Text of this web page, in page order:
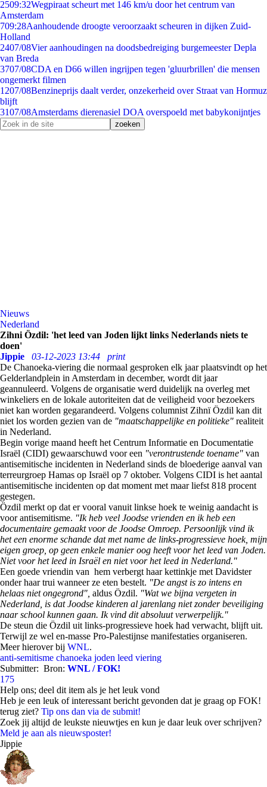
2509:32Wegpiraat scheurt met 146 km/u door het centrum van
Amsterdam
709:28Aanhoudende droogte veroorzaakt scheuren in dijken Zuid-
Holland
2407/08Vier aanhoudingen na doodsbedreiging burgemeester Depla
van Breda
3707/08CDA en D66 willen ingrijpen tegen 'gluurbrillen' die mensen
ongemerkt filmen
1207/08Benzineprijs daalt verder, onzekerheid over Straat van Hormuz
blijft
3107/08Amsterdams dierenasiel DOA overspoeld met babykonijntjes
Nieuws
Nederland
Zihni Özdil: 'het leed van Joden lijkt links Nederlands niets te
doen'
Jippie
03-12-2023 13:44
print
De Chanoeka-viering die normaal gesproken elk jaar plaatsvindt op het
Gelderlandplein in Amsterdam in december, wordt dit jaar
geannuleerd. Volgens de organisatie werd duidelijk na overleg met
winkeliers en de lokale autoriteiten dat de veiligheid voor bezoekers
niet kan worden gegarandeerd. Volgens columnist Zihnï Özdil kan dit
niet los worden gezien van de "maatschappelijke en politieke" realiteit
in Nederland.
Begin vorige maand heeft het Centrum Informatie en Documentatie
Israël (CIDI) gewaarschuwd voor een "verontrustende toename" van
antisemitische incidenten in Nederland sinds de bloederige aanval van
terreurgroep Hamas op Israël op 7 oktober. Volgens CIDI is het aantal
antisemitische incidenten op dat moment met maar liefst 818 procent
gestegen.
Özdil merkt op dat er vooral vanuit linkse hoek te weinig aandacht is
voor antisemitisme. "Ik heb veel Joodse vrienden en ik heb een
documentaire gemaakt voor de Joodse Omroep. Persoonlijk vind ik
het een enorme schande dat met name de links-progressieve hoek, mijn
eigen groep, op geen enkele manier oog heeft voor het leed van Joden.
Niet voor het leed in Israël en niet voor het leed in Nederland."
Een goede vriendin van hem verbergt haar kettinkje met Davidster
onder haar trui wanneer ze eten bestelt. "De angst is zo intens en
helaas niet ongegrond", aldus Özdil. "Wat we bijna vergeten in
Nederland, is dat Joodse kinderen al jarenlang niet zonder beveiliging
naar school kunnen gaan. Ik vind dit absoluut verwerpelijk."
De steun die Özdil uit links-progressieve hoek had verwacht, blijft uit.
Terwijl ze wel en-masse Pro-Palestijnse manifestaties organiseren.
Meer hierover bij WNL.
anti-semitisme chanoeka joden leed viering
Submitter: Bron: WNL / FOK!
175
Help ons; deel dit item als je het leuk vond
Heb je een leuk of interessant bericht gevonden dat je graag op FOK!
terug ziet? Tip ons dan via de submit!
Zoek jij altijd de leukste nieuwtjes en kun je daar leuk over schrijven?
Meld je aan als nieuwsposter!
Jippie